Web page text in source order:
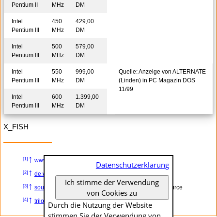
Pentium II MHz DM
Intel
Pentium III
450
MHz
429,00
DM
Intel
Pentium III
500
MHz
579,00
DM
Intel
Pentium III
550
MHz
999,00
DM
Quelle: Anzeige von ALTERNATE
(Linden) in PC Magazin DOS
11/99
Intel
Pentium III
600
MHz
1.399,00
DM
X_FISH
[1] ↑ www.x-fish.org
[2] ↑ de.wikipedia.org– Marathon (Computerspiel)
[3] ↑ source.bungie.org – Aleph One - Marathon Open Source
[4] ↑ trilogyrelease.bungie.org– The Trilogy Release
Datenschutzerklärung
Ich stimme der Verwendung
von Cookies zu
Durch die Nutzung der Website